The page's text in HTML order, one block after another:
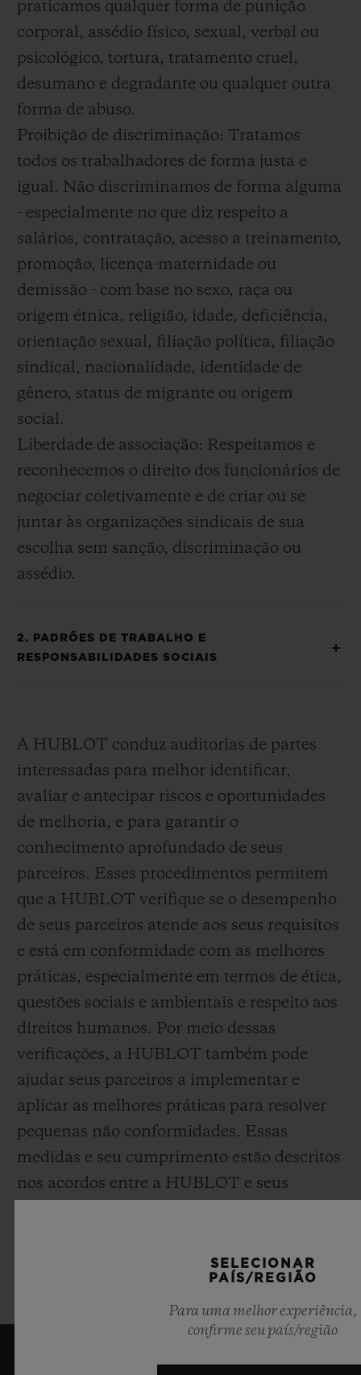
praticamos qualquer forma de punição
corporal, assédio físico, sexual, verbal ou
psicológico, tortura, tratamento cruel,
desumano e degradante ou qualquer outra
forma de abuso.
Proibição de discriminação: Tratamos
todos os trabalhadores de forma justa e
igual. Não discriminamos de forma alguma
- especialmente no que diz respeito a
salários, contratação, acesso a treinamento,
promoção, licença-maternidade ou
demissão - com base no sexo, raça ou
origem étnica, religião, idade, deficiência,
orientação sexual, filiação política, filiação
sindical, nacionalidade, identidade de
gênero, status de migrante ou origem
social.
Liberdade de associação: Respeitamos e
reconhecemos o direito dos funcionários de
negociar coletivamente e de criar ou se
juntar às organizações sindicais de sua
escolha sem sanção, discriminação ou
assédio.
2. PADRÕES DE TRABALHO E
RESPONSABILIDADES SOCIAIS
A HUBLOT conduz auditorias de partes
interessadas para melhor identificar,
avaliar e antecipar riscos e oportunidades
de melhoria, e para garantir o
conhecimento aprofundado de seus
parceiros. Esses procedimentos permitem
que a HUBLOT verifique se o desempenho
de seus parceiros atende aos seus requisitos
e está em conformidade com as melhores
práticas, especialmente em termos de ética,
questões sociais e ambientais e respeito aos
direitos humanos. Por meio dessas
verificações, a HUBLOT também pode
ajudar seus parceiros a implementar e
aplicar as melhores práticas para resolver
pequenas não conformidades. Essas
medidas e seu cumprimento estão descritos
nos acordos entre a HUBLOT e seus
SELECIONAR
PAÍS/REGIÃO
Para uma melhor experiência,
confirme seu país/região